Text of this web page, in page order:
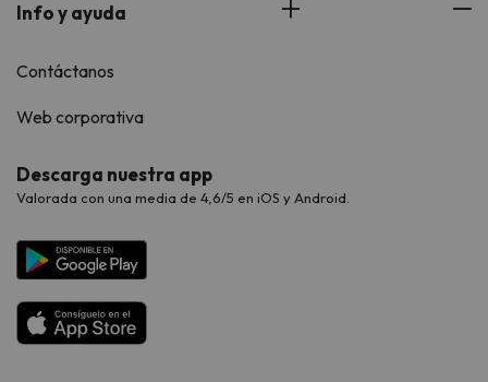
Info y ayuda
Contáctanos
Web corporativa
Descarga nuestra app
Valorada con una media de 4,6/5 en iOS y Android.